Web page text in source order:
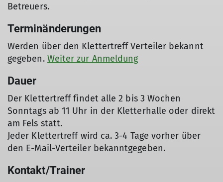
Betreuers.
Terminänderungen
Werden über den Klettertreff Verteiler bekannt
gegeben. Weiter zur Anmeldung
Dauer
Der Klettertreff findet alle 2 bis 3 Wochen
Sonntags ab 11 Uhr in der Kletterhalle oder direkt
am Fels statt.
Jeder Klettertreff wird ca. 3-4 Tage vorher über
den E-Mail-Verteiler bekanntgegeben.
Kontakt/Trainer